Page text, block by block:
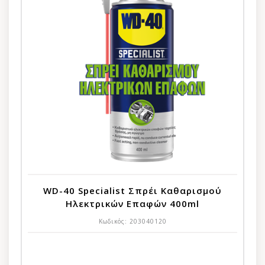
WD-40 Specialist Σπρέι Καθαρισμού
Ηλεκτρικών Επαφών 400ml
Κωδικός: 203040120